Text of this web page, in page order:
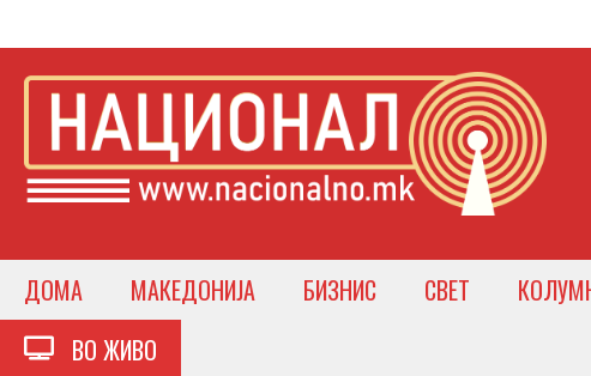
ДОМА МАКЕДОНИЈА БИЗНИС СВЕТ
ВО ЖИВО